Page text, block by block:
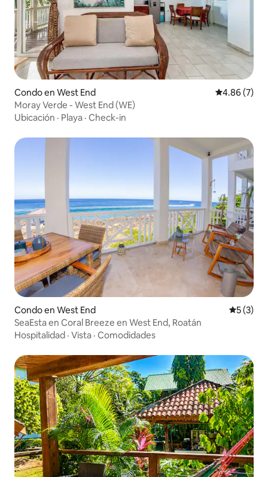
Condo en West End Calificación
4.86 (7)
Moray Verde - West End (WE)
Ubicación · Playa · Check-in
Condo en West End
5 (3)
SeaEsta en Coral Breeze en West End, Roatán
Hospitalidad · Vista · Comodidades